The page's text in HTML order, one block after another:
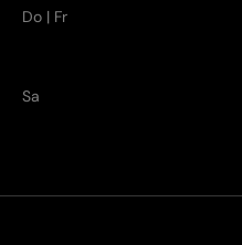
Do | Fr
Sa